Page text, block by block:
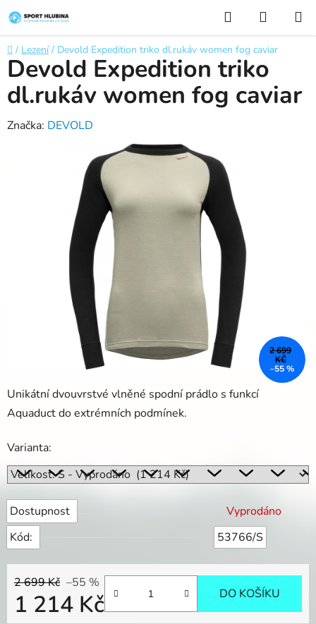
na
obsah
Hledat
KOŠÍK
Domů
/ Lezení / Devold Expedition triko dl.rukáv women fog caviar
Unikátní dvouvrstvé vlněné spodní prádlo s funkcí
Aquaduct do extrémních podmínek.
Varianta:
Dostupnost
Vyprodáno
Kód:
53766/S
2 699 Kč –55 %
1 214 Kč DO KOŠÍKU
Devold Expedition triko
dl.rukáv women fog caviar
Značka: DEVOLD
2 699
KČ
–55 %